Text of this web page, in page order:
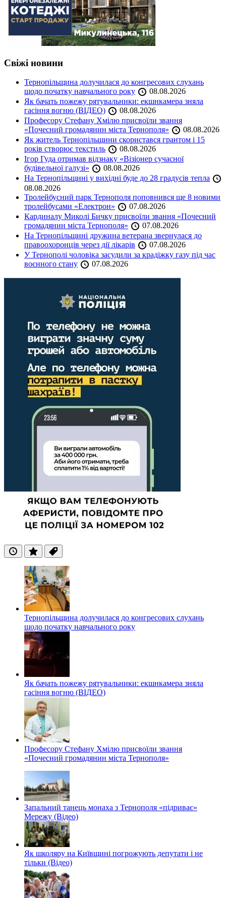
Свіжі новини
Тернопільщина долучилася до конгресових слухань
щодо початку навчального року
08.08.2026
Як бачать пожежу рятувальники: екшнкамера зняла
гасіння вогню (ВІДЕО)
08.08.2026
Професору Стефану Хмілю присвоїли звання
«Почесний громадянин міста Тернополя»
08.08.2026
Як житель Тернопільщини скористався грантом і 15
років створює текстиль
08.08.2026
Ігор Гуда отримав відзнаку «Візіонер сучасної
будівельної галузі»
08.08.2026
На Тернопільщині у вихідні буде до 28 градусів тепла
08.08.2026
Тролейбусний парк Тернополя поповнився ще 8 новими
тролейбусами «Електрон»
07.08.2026
Кардиналу Миколі Бичку присвоїли звання «Почесний
громадянин міста Тернополя»
07.08.2026
На Тернопільщині дружина ветерана звернулася до
правоохоронців через дії лікарів
07.08.2026
У Тернополі чоловіка засудили за крадіжку газу під час
воєнного стану
07.08.2026
ОстанніПопулярні
Теги
Тернопільщина долучилася до конгресових слухань
щодо початку навчального року
Як бачать пожежу рятувальники: екшнкамера зняла
гасіння вогню (ВІДЕО)
Професору Стефану Хмілю присвоїли звання
«Почесний громадянин міста Тернополя»
Запальний танець монаха з Тернополя «підриває»
Мережу (Відео)
Як школяру на Київщині погрожують депутати і не
тільки (Відео)